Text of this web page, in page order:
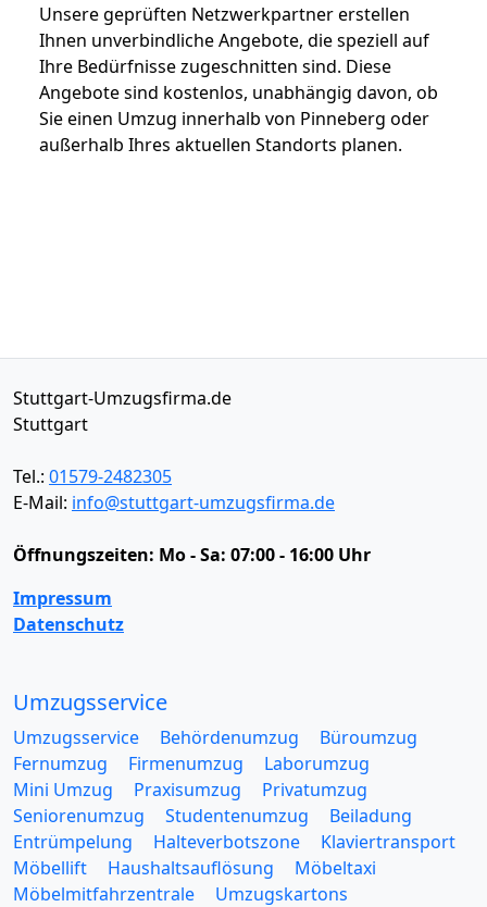
Unsere geprüften Netzwerkpartner erstellen
Ihnen unverbindliche Angebote, die speziell auf
Ihre Bedürfnisse zugeschnitten sind. Diese
Angebote sind kostenlos, unabhängig davon, ob
Sie einen Umzug innerhalb von Pinneberg oder
außerhalb Ihres aktuellen Standorts planen.
Stuttgart-Umzugsfirma.de
Stuttgart
Tel.: 01579-2482305
E-Mail: info@stuttgart-umzugsfirma.de
Öffnungszeiten: Mo - Sa: 07:00 - 16:00 Uhr
Impressum
Datenschutz
Umzugsservice
Umzugsservice Behördenumzug
Büroumzug
Fernumzug
Firmenumzug
Laborumzug
Mini Umzug
Praxisumzug
Privatumzug
Seniorenumzug
Studentenumzug
Beiladung
Entrümpelung
Halteverbotszone
Klaviertransport
Möbellift
Haushaltsauflösung
Möbeltaxi
Möbelmitfahrzentrale
Umzugskartons